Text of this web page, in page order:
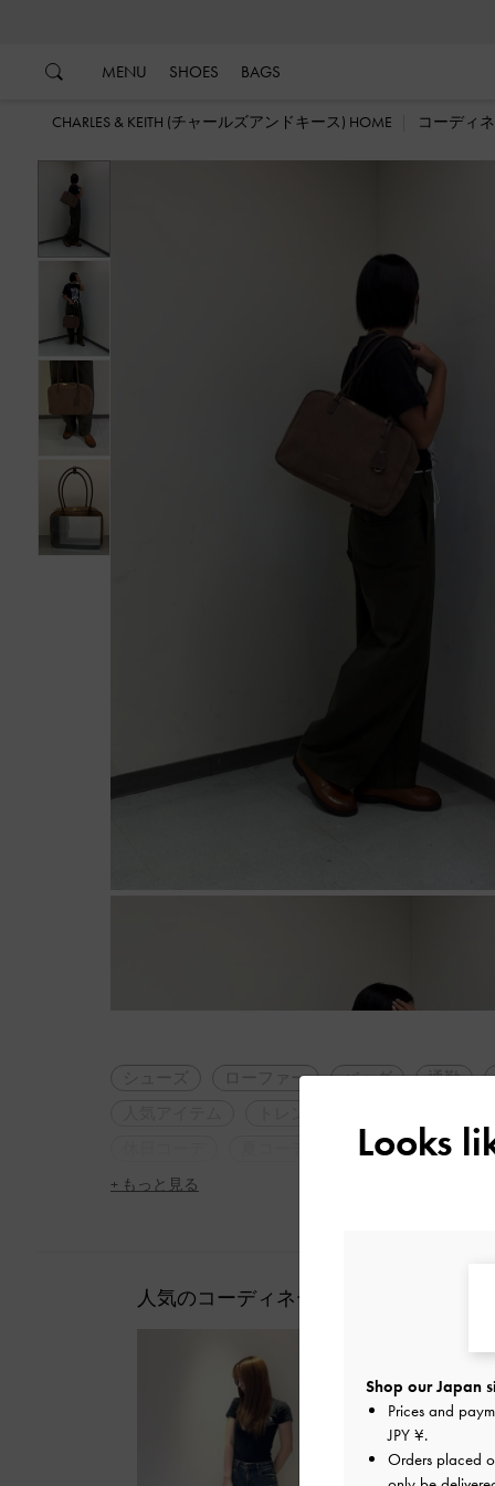
MENU SHOES BAGS
CHARLES & KEITH (チャールズアンドキース) HOME コーディ
シューズ ローファー バッグ
通勤
デート 女子会
+ もっと見る
人気のコーディネート
Looks
Shop our Japan
Prices and
JPY ¥.
Orders placed